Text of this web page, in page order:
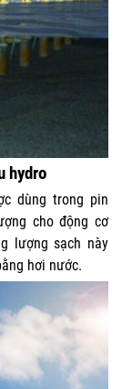
hydro
dùng trong pin
cho động cơ
lượng sạch này
hơi nước.